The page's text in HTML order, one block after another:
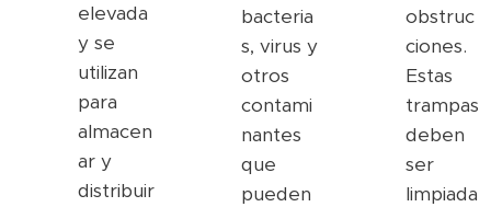
elevada
y se
utilizan
para
almacen
ar y
distribuir
bacteria
s, virus y
otros
contami
nantes
que
pueden
obstruc
ciones.
Estas
trampas
deben
ser
limpiada